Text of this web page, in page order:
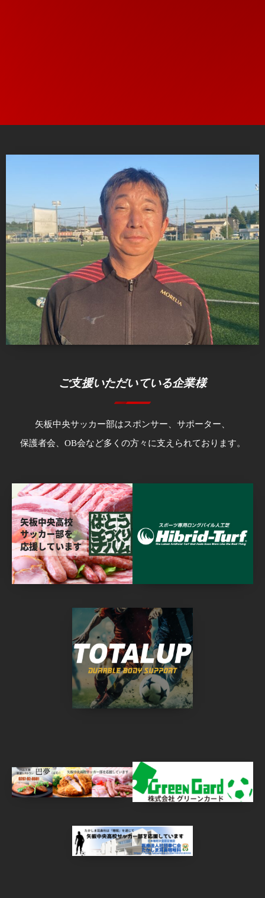
ご支援いただいている企業様
矢板中央サッカー部はスポンサー、サポーター、
保護者会、OB会など多くの方々に支えられております。